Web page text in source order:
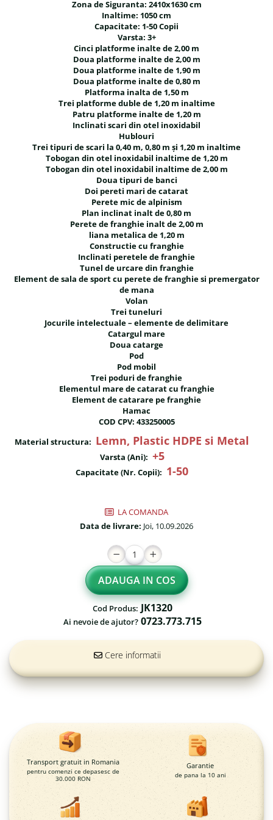
Fileu volei / tenis
Porti fotbal / handball
Reni de craciun pentru exterior
Panouri PUBLICITARE
Ghivece de exterior
Ghivece din beton
Stalpi stradali
Stalpi camere video
Stalpi / bolarzi de delimitare
Cismea stradala / gradina
Tomberoane si Pubele de
Magazie pubele / tomberoane
gunoi
DIZABILITATI
Zona de Siguranta: 2410x1630 cm
Inaltime: 1050 cm
Capacitate: 1-50 Copii
Varsta: 3+
Cinci platforme inalte de 2,00 m
Doua platforme inalte de 2,00 m
Doua platforme inalte de 1,90 m
Doua platforme inalte de 0,80 m
Platforma inalta de 1,50 m
Trei platforme duble de 1,20 m inaltime
Patru platforme inalte de 1,20 m
Inclinati scari din otel inoxidabil
Hublouri
Trei tipuri de scari la 0,40 m, 0,80 m și 1,20 m inaltime
Tobogan din otel inoxidabil inaltime de 1,20 m
Tobogan din otel inoxidabil inaltime de 2,00 m
Doua tipuri de banci
Doi pereti mari de catarat
Perete mic de alpinism
Plan inclinat inalt de 0,80 m
Perete de franghie inalt de 2,00 m
liana metalica de 1,20 m
Constructie cu franghie
Inclinati peretele de franghie
Tunel de urcare din franghie
Element de sala de sport cu perete de franghie si premergator
de mana
Volan
Trei tuneluri
Jocurile intelectuale – elemente de delimitare
Catargul mare
Doua catarge
Pod
Pod mobil
Trei poduri de franghie
Elementul mare de catarat cu franghie
Element de catarare pe franghie
Hamac
COD CPV: 433250005
Material structura: Lemn, Plastic HDPE si Metal
Varsta (Ani): +5
Capacitate (Nr. Copii): 1-50
LA COMANDA
Data de livrare: Joi, 10.09.2026
ADAUGA IN COS
Cod Produs: JK1320
Ai nevoie de ajutor? 0723.773.715
Cere informatii
Transport gratuit in Romania
pentru comenzi ce depasesc de
30.000 RON
Garantie
de pana la 10 ani